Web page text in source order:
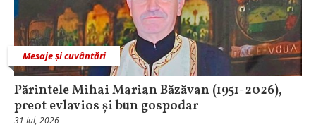
Mesaje și cuvântări
Părintele Mihai Marian Băzăvan (1951-2026),
preot evlavios și bun gospodar
31 Iul, 2026